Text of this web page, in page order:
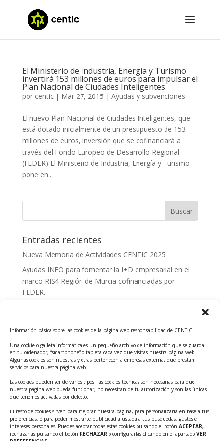
Información básica sobre las cookies de la página web responsabilidad de CENTIC
Una cookie o galleta informática es un pequeño archivo de información que se guarda
en tu ordenador, “smartphone” o tableta cada vez que visitas nuestra página web.
Algunas cookies son nuestras y otras pertenecen a empresas externas que prestan
servicios para nuestra página web.
Las cookies pueden ser de varios tipos: las cookies técnicas son necesarias para que
nuestra página web pueda funcionar, no necesitan de tu autorización y son las únicas
que tenemos activadas por defecto.
El resto de cookies sirven para mejorar nuestra página, para personalizarla en base a tus
preferencias, o para poder mostrarte publicidad ajustada a tus búsquedas, gustos e
intereses personales. Puedes aceptar todas estas cookies pulsando el botón ACEPTAR,
rechazarlas pulsando el botón RECHAZAR o configurarlas clicando en el apartado VER
El Ministerio de Industria, Energía y Turismo
invertirá 153 millones de euros para impulsar el
Plan Nacional de Ciudades Inteligentes
por centic| Mar 27, 2015 | Ayudas y subvenciones
El nuevo Plan Nacional de Ciudades Inteligentes, que
está dotado inicialmente de un presupuesto de 153
millones de euros, inversión que se cofinanciará a
través del Fondo Europeo de Desarrollo Regional
(FEDER) El Ministerio de Industria, Energía y Turismo
pone en...
Entradas recientes
Nueva Memoria de Actividades CENTIC 2025
Ayudas INFO para fomentar la I+D empresarial en el
marco RIS4 Región de Murcia cofinanciadas por
FEDER.
Tecnológicos 2ª ed.
Ayudas INFO para el apoyo a las empresas
innovadoras con potencial tecnológico y escalables
Convocatoria Cheque de Innovación. Ayudas INFO
para la contratación de servicios de Innovación y
Competitividad
Cheque Inversión del INFO. Ayudas para la
contratación de servicios de Innovación y
Competitividad para apoyar rondas de financiación.